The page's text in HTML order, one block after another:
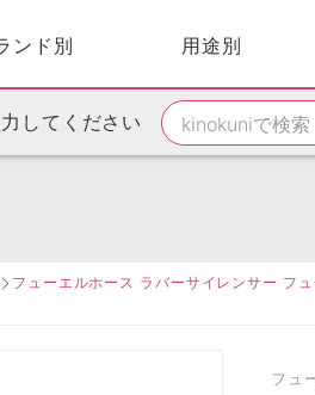
ンド別 用途別
してください
フューエルホース ラバーサイレンサー フ
フュ